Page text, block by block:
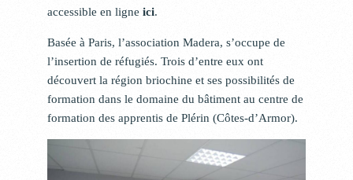
accessible en ligne ici.
Basée à Paris, l’association Madera, s’occupe de
l’insertion de réfugiés. Trois d’entre eux ont
découvert la région briochine et ses possibilités de
formation dans le domaine du bâtiment au centre de
formation des apprentis de Plérin (Côtes-d’Armor).